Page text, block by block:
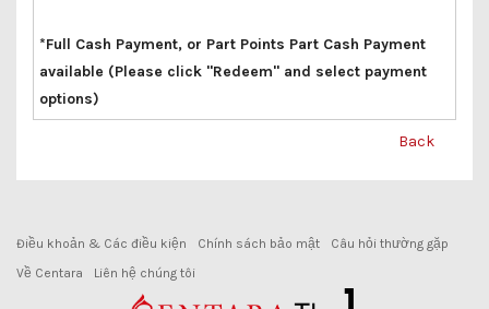
*Full Cash Payment, or Part Points Part Cash Payment
available (Please click "Redeem" and select payment
options)
Back
Điều khoản & Các điều kiện Chính sách bảo mật
Câu hỏi thường gặp
Về Centara
Liên hệ chúng tôi